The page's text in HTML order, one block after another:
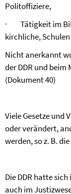
Politoffiziere,
·
Tätigkeit im
kirchliche,
Nicht anerkannt
der DDR und
(Dokument 40)
Viele Gesetze und
oder verändert,
werden, so z. B.
Die DDR hatte
auch im